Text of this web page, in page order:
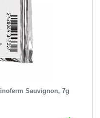
Sauvignon, 7g